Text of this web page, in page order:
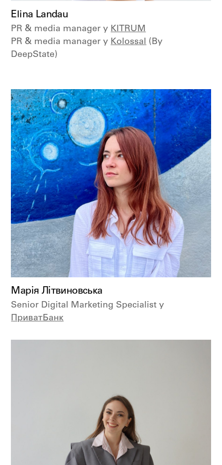
Elina Landau
PR & media manager у KITRUM
PR & media manager у Kolossal (By
DeepState)
Марія Літвиновська
Senior Digital Marketing Specialist у
ПриватБанк